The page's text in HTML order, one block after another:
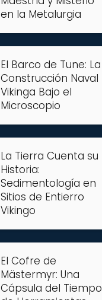
en la Metalurgia
El Barco de Tune: La
Construcción Naval
Vikinga Bajo el
Microscopio
La Tierra Cuenta su
Historia:
Sedimentología en
Sitios de Entierro
Vikingo
El Cofre de
Mästermyr: Una
Cápsula del Tiempo